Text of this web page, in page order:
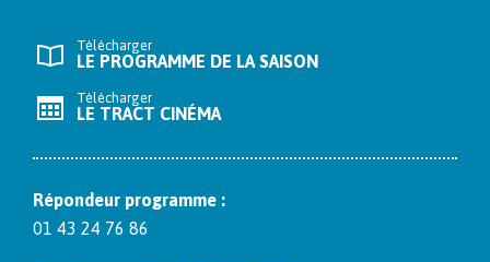
Télécharger
LE PROGRAMME DE LA SAISON
Télécharger
LE TRACT CINÉMA
Répon­deur pro­gramme :
01 43 24 76 86